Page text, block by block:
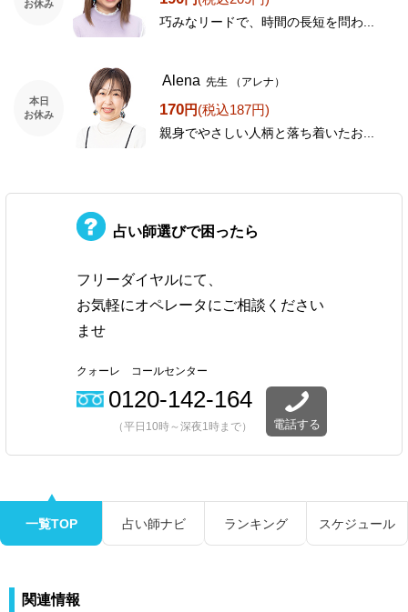
お休み
巧みなリードで、時間の長短を問わ...
本日
お休み
Alena 先生 （アレナ）
170円(税込187円)
親身でやさしい人柄と落ち着いたお...
占い師選びで困ったら
フリーダイヤルにて、
お気軽にオペレータにご相談ください
ませ
クォーレ コールセンター
0120-142-164
（平日10時～深夜1時まで） 電話する
一覧TOP 占い師ナビ ランキング スケジュール
関連情報